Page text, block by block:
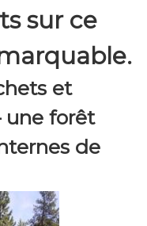
sur ce
et
une forêt
de